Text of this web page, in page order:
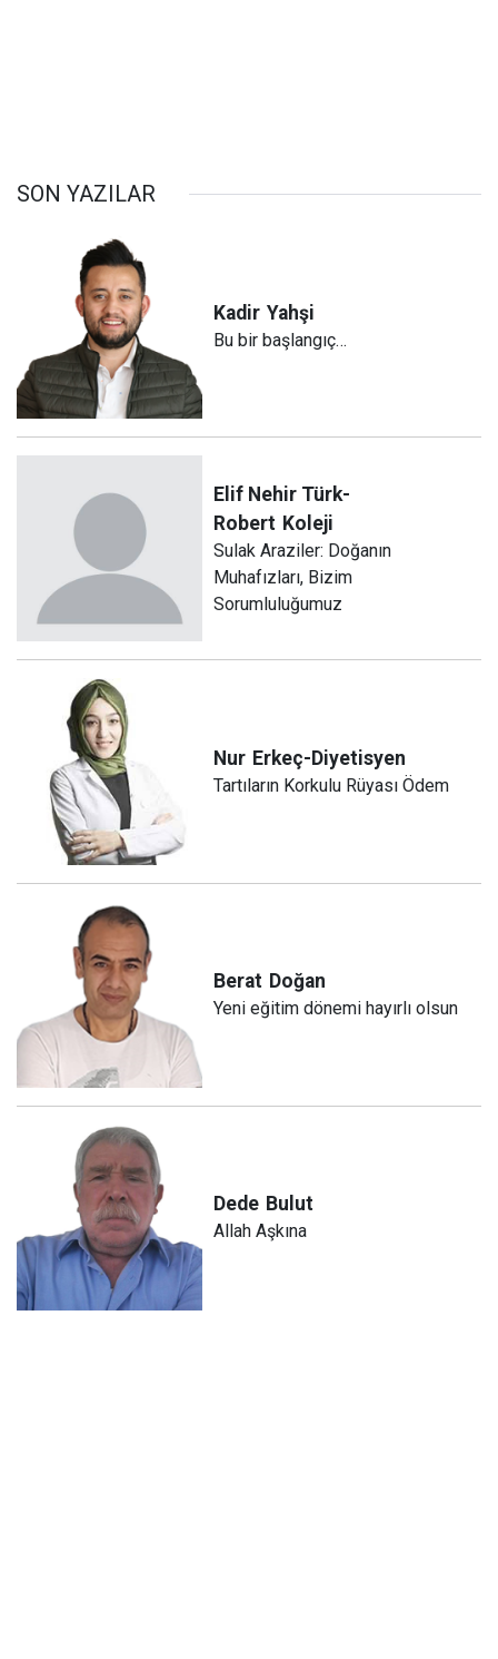
SON YAZILAR
Kadir Yahşi
Bu bir başlangıç…
Elif Nehir Türk-
Robert Koleji
Sulak Araziler: Doğanın
Muhafızları, Bizim
Sorumluluğumuz
Nur Erkeç-Diyetisyen
Tartıların Korkulu Rüyası Ödem
Berat Doğan
Yeni eğitim dönemi hayırlı olsun
Dede Bulut
Allah Aşkına